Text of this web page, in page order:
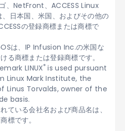
、NetFront、ACCESS Linux
日本国、米国、およびその他の
の登録商標または商標で
は、IP Infusion Inc.の米国な
る商標または登録商標です。
LINUX®is used pursuant
Linux Mark Institute, the
Linus Torvalds, owner of the
basis.
ている会社名および商品名は、
標です。